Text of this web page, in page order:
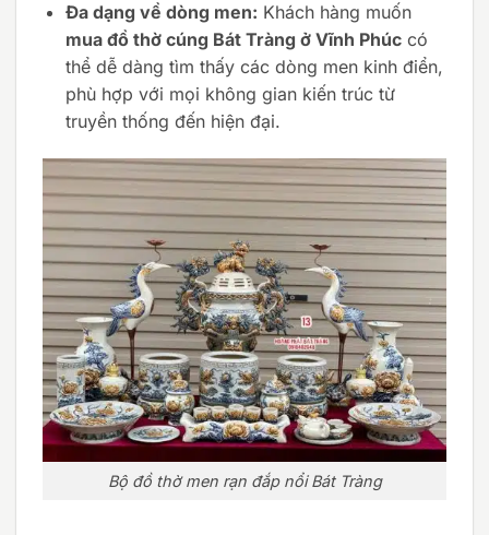
Đa dạng về dòng men: Khách hàng muốn
mua đồ thờ cúng Bát Tràng ở Vĩnh Phúccó
thể dễ dàng tìm thấy các dòng men kinh điển,
phù hợp với mọi không gian kiến trúc từ
truyền thống đến hiện đại.
Bộ đồ thờ men rạn đắp nổi Bát Tràng